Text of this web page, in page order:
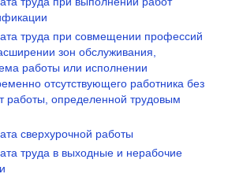
труда при совмещении профессий
зон обслуживания,
работы или исполнении
отсутствующего работника без
работы, определенной трудовым
сверхурочной работы
труда в выходные и нерабочие